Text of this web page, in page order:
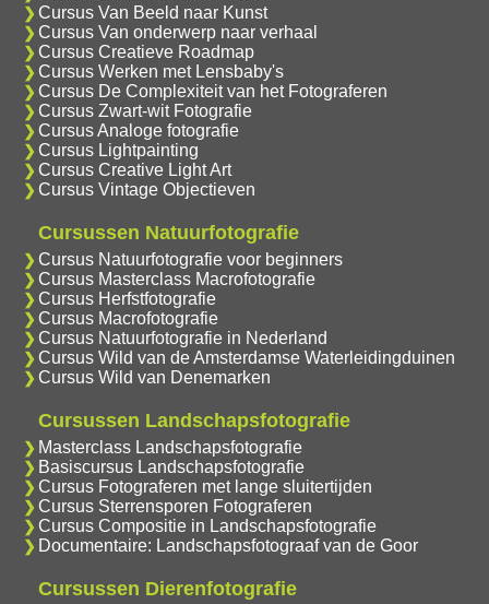
Cursus Van Beeld naar Kunst
Cursus Van onderwerp naar verhaal
Cursus Creatieve Roadmap
Cursus Werken met Lensbaby's
Cursus De Complexiteit van het Fotograferen
Cursus Zwart-wit Fotografie
Cursus Analoge fotografie
Cursus Lightpainting
Cursus Creative Light Art
Cursus Vintage Objectieven
Cursussen Natuurfotografie
Cursus Natuurfotografie voor beginners
Cursus Masterclass Macrofotografie
Cursus Herfstfotografie
Cursus Macrofotografie
Cursus Natuurfotografie in Nederland
Cursus Wild van de Amsterdamse Waterleidingduinen
Cursus Wild van Denemarken
Cursussen Landschapsfotografie
Masterclass Landschapsfotografie
Basiscursus Landschapsfotografie
Cursus Fotograferen met lange sluitertijden
Cursus Sterrensporen Fotograferen
Cursus Compositie in Landschapsfotografie
Documentaire: Landschapsfotograaf van de Goor
Cursussen Dierenfotografie